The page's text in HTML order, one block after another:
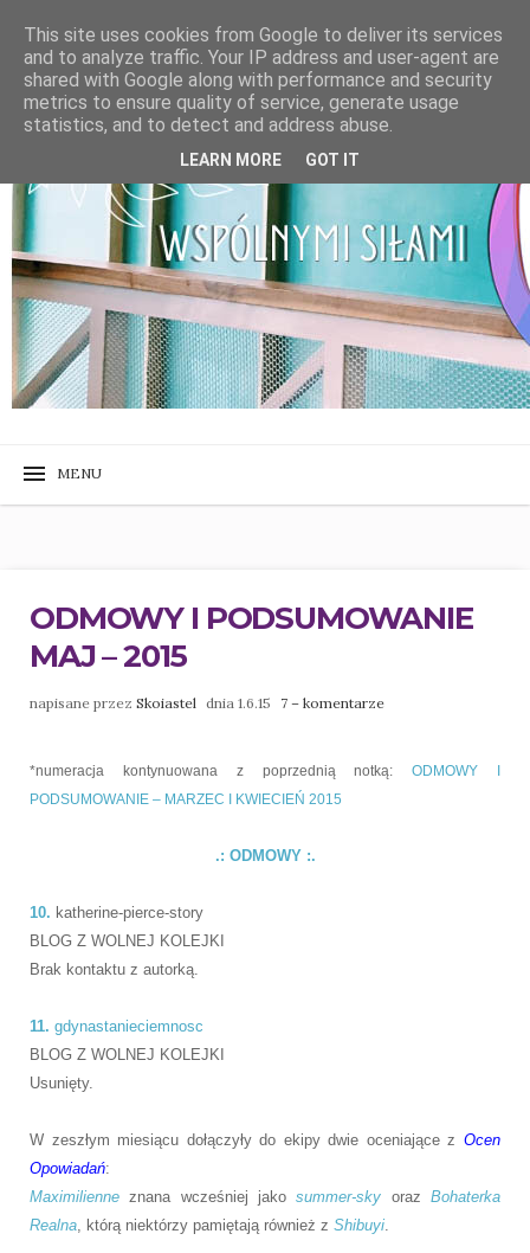
ODMOWY I PODSUMOWANIE
MAJ – 2015
napisane przez Skoiastel dnia 1.6.15 7 – komentarze
*numeracja kontynuowana z poprzednią notką:ODMOWY I
PODSUMOWANIE – MARZEC I KWIECIEŃ 2015
.: ODMOWY :.
10. katherine-pierce-story
BLOG Z WOLNEJ KOLEJKI
Brak kontaktu z autorką.
11. gdynastanieciemnosc
BLOG Z WOLNEJ KOLEJKI
Usunięty.
W zeszłym miesiącu dołączyły do ekipy dwie oceniające z Ocen
Opowiadań:
Maximilienne znana wcześniej jakosummer-sky orazBohaterka
Realna, którą niektórzy pamiętają również z Shibuyi.
This site uses cookies from Google to deliver its services
and to analyze traffic. Your IP address and user-agent are
shared with Google along with performance and security
metrics to ensure quality of service, generate usage
statistics, and to detect and address abuse.
LEARN MORE GOT IT